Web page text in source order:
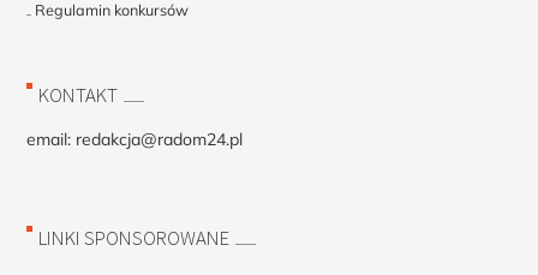
Regulamin konkursów
KONTAKT
email: redakcja@radom24.pl
LINKI SPONSOROWANE